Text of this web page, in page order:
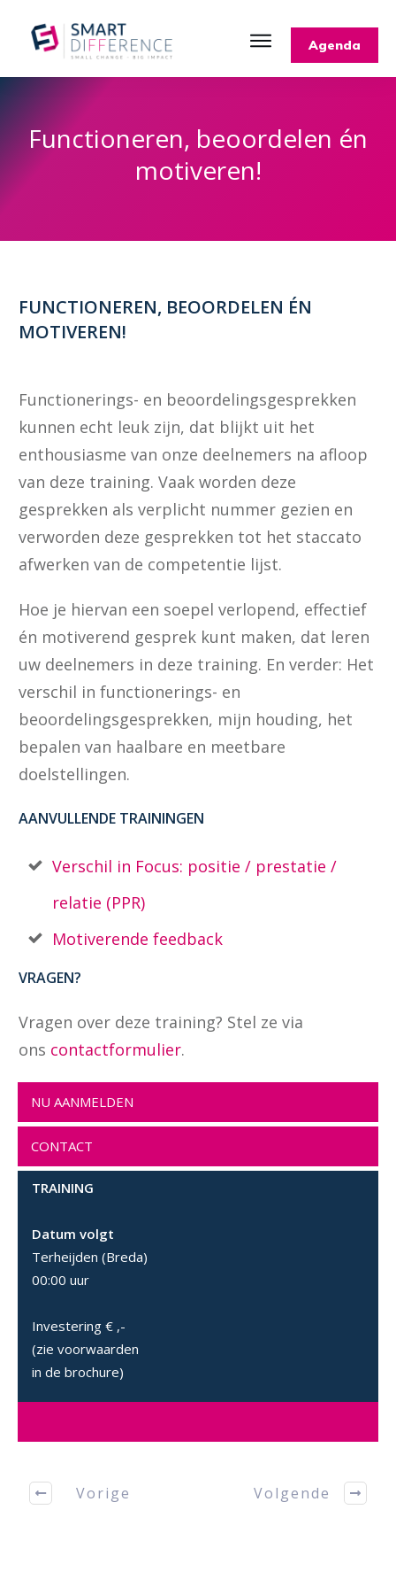
Agenda
Functioneren, beoordelen én
motiveren!
FUNCTIONEREN, BEOORDELEN ÉN
MOTIVEREN!
Functionerings- en beoordelingsgesprekken
kunnen echt leuk zijn, dat blijkt uit het
enthousiasme van onze deelnemers na afloop
van deze training. Vaak worden deze
gesprekken als verplicht nummer gezien en
verworden deze gesprekken tot het staccato
afwerken van de competentie lijst.
Hoe je hiervan een soepel verlopend, effectief
én motiverend gesprek kunt maken, dat leren
uw deelnemers in deze training. En verder: Het
verschil in functionerings- en
beoordelingsgesprekken, mijn houding, het
bepalen van haalbare en meetbare
doelstellingen.
AANVULLENDE TRAININGEN
Verschil in Focus: positie / prestatie /
relatie (PPR)
Motiverende feedback
VRAGEN?
Vragen over deze training? Stel ze via
ons contactformulier.
NU AANMELDEN
CONTACT
TRAINING
Datum volgt
Terheijden (Breda)
00:00 uur
Investering € ,-
(zie voorwaarden
in de brochure)
Vorige Volgende